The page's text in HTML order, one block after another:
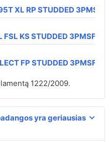
XL RP STUDDED 3PMSF
FSL KS STUDDED 3PMSF
FP STUDDED 3PMSF
1222/2009.
yra geriausias